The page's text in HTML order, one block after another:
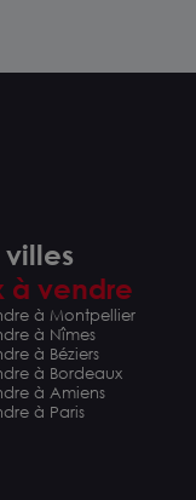
villes
à vendre
à Montpellier
à Nîmes
à Béziers
à Bordeaux
à Amiens
à Paris